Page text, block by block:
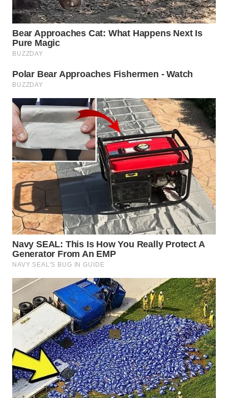
WN
DEPOK
WN
TAPANULI
SAMOSIR
WN
PADANG
LAWAS
WN
SUMEDANG
WN
CIANJUR
WN
KEPULAUAN
WN
TANGERANG
WN
BINJAI
WN
CIREBON